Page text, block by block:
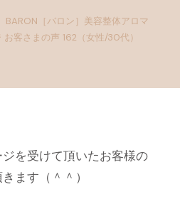
BARON［バロン］美容整体アロマ
客さまの声 162（女性/30代）
を受けて頂いたお客様の
ます（＾＾）